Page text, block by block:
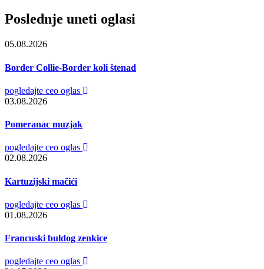
Poslednje uneti oglasi
05.08.2026
Border Collie-Border koli štenad
pogledajte ceo oglas
03.08.2026
Pomeranac muzjak
pogledajte ceo oglas
02.08.2026
Kartuzijski mačići
pogledajte ceo oglas
01.08.2026
Francuski buldog zenkice
pogledajte ceo oglas